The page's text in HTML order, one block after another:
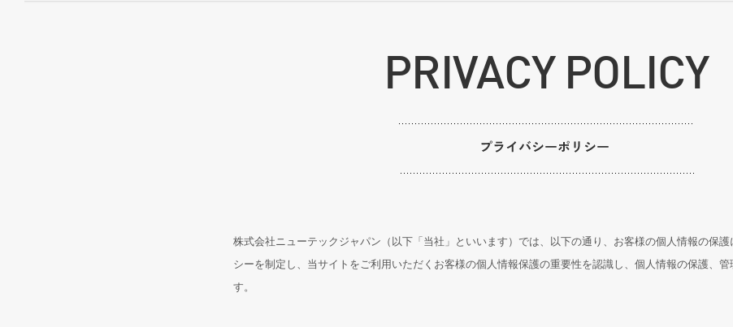
PRIVACY POLICY
株式会社ニューテックジャパン（以下「当社」といいます）では、以下の通り、お客様の個人情報の保護
シーを制定し、当サイトをご利用いただくお客様の個人情報保護の重要性を認識し、個人情報の保護、管
す。